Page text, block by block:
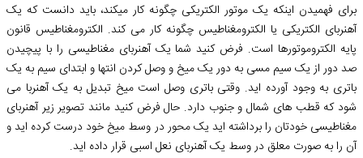
برای فهمیدن اینکه یک موتور الکتریکی چگونه کار میکند، باید دانست که یک
آهنربای الکتریکی یا الکترومغناطیس چگونه کار می کند. الکترومغناطیس قانون
پایه الکتروموتورها است. فرض کنید شما یک آهنربای مغناطیسی را با پیچیدن
صد دور از یک سیم مسی به دور یک میخ و وصل کردن انتها و ابتدای سیم به یک
باتری به وجود آورده اید. وقتی باتری وصل است میخ تبدیل به یک آهنربا می
شود که قطب های شمال و جنوب دارد. حال فرض کنید مانند تصویر زیر آهنربای
مغناطیسی خودتان را برداشته اید یک محور در وسط میخ خود درست کرده اید و
آن را به صورت معلق در وسط یک آهنربای نعل اسبی قرار داده اید.